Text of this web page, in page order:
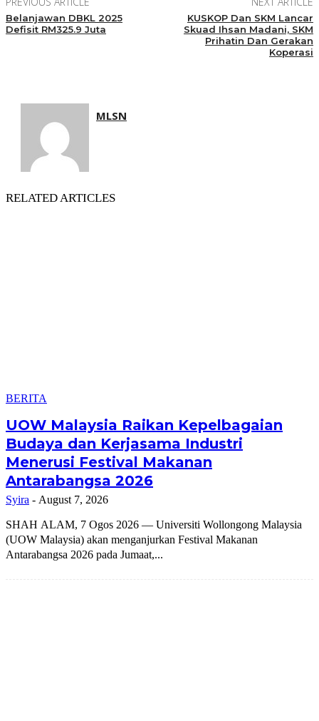
Belanjawan DBKL 2025
Defisit RM325.9 Juta
KUSKOP Dan SKM Lancar
Skuad Ihsan Madani, SKM
Prihatin Dan Gerakan
Koperasi
MLSN
RELATED ARTICLES
BERITA
UOW Malaysia Raikan Kepelbagaian
Budaya dan Kerjasama Industri
Menerusi Festival Makanan
Antarabangsa 2026
Syira - August 7, 2026
SHAH ALAM, 7 Ogos 2026 — Universiti Wollongong Malaysia
(UOW Malaysia) akan menganjurkan Festival Makanan
Antarabangsa 2026 pada Jumaat,...